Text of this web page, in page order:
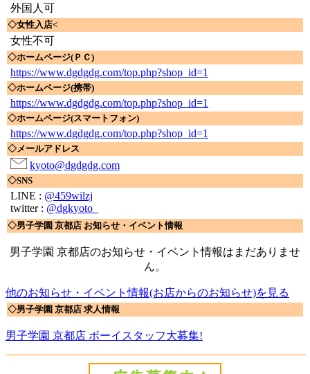
外国人可
◇女性入店<
女性不可
◇ホームページ(ＰＣ)
https://www.dgdgdg.com/top.php?shop_id=1
◇ホームページ(携帯)
https://www.dgdgdg.com/top.php?shop_id=1
◇ホームページ(スマートフォン)
https://www.dgdgdg.com/top.php?shop_id=1
◇メールアドレス
kyoto@dgdgdg.com
◇SNS
LINE : @459wilzj
twitter : @dgkyoto_
◇男子学園 京都店 お知らせ・イベント情報
男子学園 京都店のお知らせ・イベント情報はまだありませ
ん。
他のお知らせ・イベント情報(お店からのお知らせ)を見る
◇男子学園 京都店 求人情報
男子学園 京都店 ボーイスタッフ大募集!